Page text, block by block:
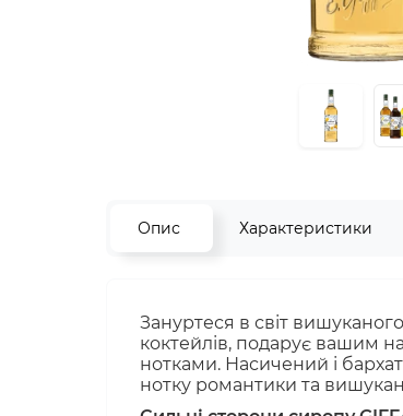
Опис Характеристики
Зануртеся в світ
коктейлів, подарує вашим
нотками. Насичений і
нотку романтики та